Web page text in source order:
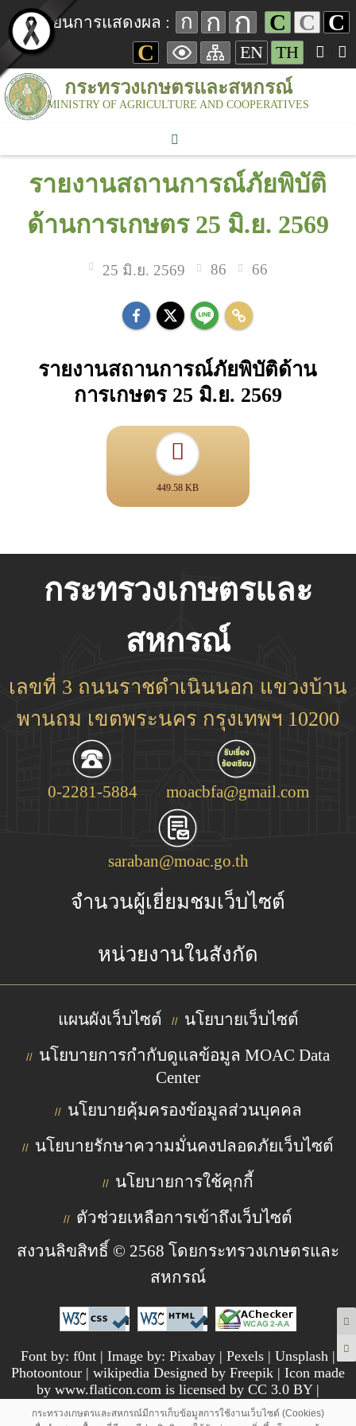
เปลี่ยนการแสดงผล : ก ก ก C C C
C
EN TH
กระทรวงเกษตรและสหกรณ์
MINISTRY OF AGRICULTURE AND COOPERATIVES
รายงานสถานการณ์ภัยพิบัติ
ด้านการเกษตร 25 มิ.ย. 2569
25 มิ.ย. 2569 86 66
รายงานสถานการณ์ภัยพิบัติด้าน
การเกษตร 25 มิ.ย. 2569
449.58 KB
กระทรวงเกษตรและ
สหกรณ์
เลขที่ 3 ถนนราชดำเนินนอก แขวงบ้าน
พานถม เขตพระนคร กรุงเทพฯ 10200
0-2281-5884 moacbfa@gmail.com
saraban@moac.go.th
จำนวนผู้เยี่ยมชมเว็บไซต์
หน่วยงานในสังกัด
แผนผังเว็บไซต์ // นโยบายเว็บไซต์
// นโยบายการกำกับดูแลข้อมูล MOAC Data
Center
// นโยบายคุ้มครองข้อมูลส่วนบุคคล
// นโยบายรักษาความมั่นคงปลอดภัยเว็บไซต์
// นโยบายการใช้คุกกี้
// ตัวช่วยเหลือการเข้าถึงเว็บไซต์
สงวนลิขสิทธิ์ © 2568 โดยกระทรวงเกษตรและ
สหกรณ์
Font by: f0nt | Image by: Pixabay | Pexels | Unsplash |
Photoontour | wikipedia Designed by Freepik | Icon made
by www.flaticon.com is licensed by CC 3.0 BY |
pngtree.com
กระทรวงเกษตรและสหกรณ์มีการเก็บข้อมูลการใช้งานเว็บไซต์ (Cookies)